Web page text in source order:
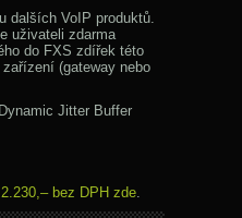
dalších VoIP produktů.
uživateli zdarma
do FXS zdířek této
(gateway nebo
Jitter Buffer
bez DPH zde.